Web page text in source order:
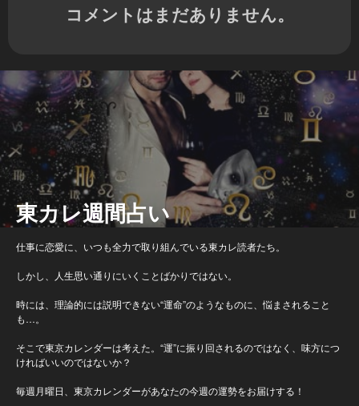
コメントはまだありません。
東カレ週間占い
仕事に恋愛に、いつも全力で取り組んでいる東カレ読者たち。
しかし、人生思い通りにいくことばかりではない。
時には、理論的には説明できない“運命”のようなものに、悩まされること
も…。
そこで東京カレンダーは考えた。“運”に振り回されるのではなく、味方につ
ければいいのではないか？
毎週月曜日、東京カレンダーがあなたの今週の運勢をお届けする！